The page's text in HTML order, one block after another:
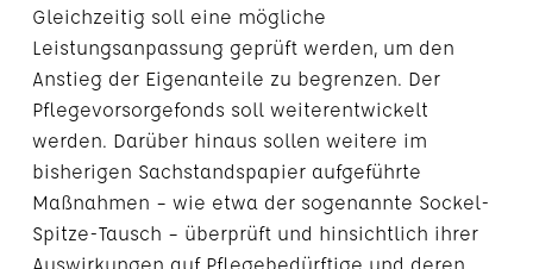
Gleichzeitig soll eine mögliche
Leistungsanpassung geprüft werden, um den
Anstieg der Eigenanteile zu begrenzen. Der
Pflegevorsorgefonds soll weiterentwickelt
werden. Darüber hinaus sollen weitere im
bisherigen Sachstandspapier aufgeführte
Maßnahmen – wie etwa der sogenannte Sockel-
Spitze-Tausch – überprüft und hinsichtlich ihrer
Auswirkungen auf Pflegebedürftige und deren